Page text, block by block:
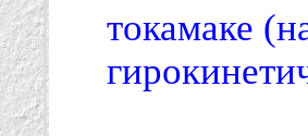
токамаке